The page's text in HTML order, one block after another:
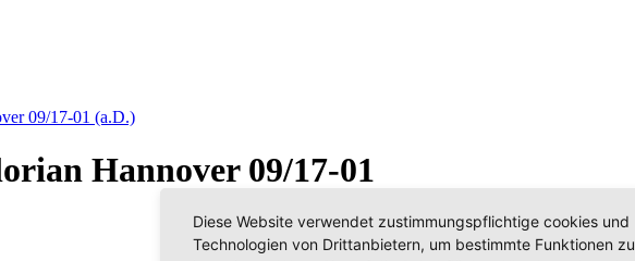
09/17-01 (a.D.)
Hannover 09/17-01
Diese Website verwendet zustimmungspflichtige cookies und
Technologien von Drittanbietern, um bestimmte Funktionen zu